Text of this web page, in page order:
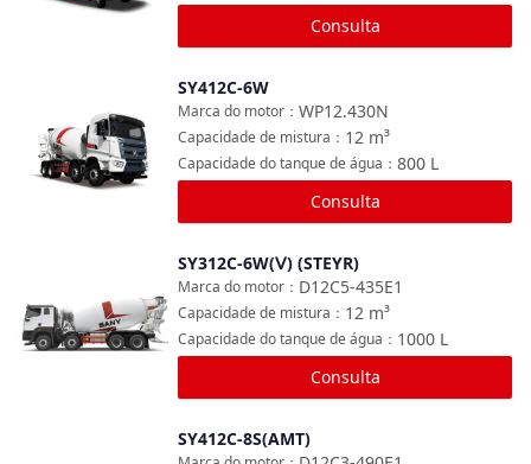
Consulta
SY412C-6W
WP12.430N
Marca do motor ：
12 m³
Capacidade de mistura ：
800 L
Capacidade do tanque de água ：
Consulta
SY312C-6W(Ⅴ) (STEYR)
D12C5-435E1
Marca do motor ：
12 m³
Capacidade de mistura ：
1000 L
Capacidade do tanque de água ：
Consulta
SY412C-8S(AMT)